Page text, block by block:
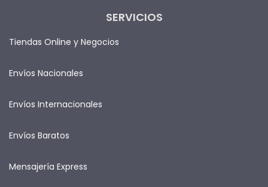
SERVICIOS
Tiendas Online y Negocios
Envíos Nacionales
Envíos Internacionales
Envíos Baratos
Mensajería Express